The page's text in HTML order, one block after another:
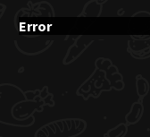
Error